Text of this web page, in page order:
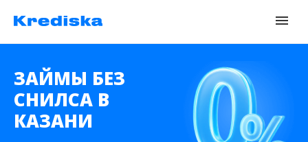
ЗАЙМЫ БЕЗ
СНИЛСА В
КАЗАНИ